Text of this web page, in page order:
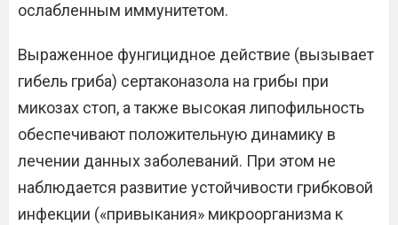
ослабленным иммунитетом.
Выраженное фунгицидное действие (вызывает
гибель гриба) сертаконазола на грибы при
микозах стоп, а также высокая липофильность
обеспечивают положительную динамику в
лечении данных заболеваний. При этом не
наблюдается развитие устойчивости грибковой
инфекции («привыкания» микроорганизма к